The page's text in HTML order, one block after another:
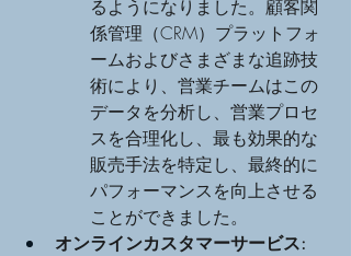
るようになりました。顧客関
係管理（CRM）プラットフォ
ームおよびさまざまな追跡技
術により、営業チームはこの
データを分析し、営業プロセ
スを合理化し、最も効果的な
販売手法を特定し、最終的に
パフォーマンスを向上させる
ことができました。
オンラインカスタマーサービス: